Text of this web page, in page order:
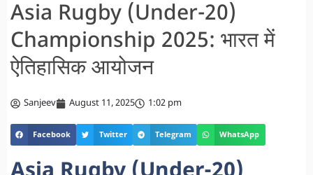
Asia Rugby (Under-20)
Championship 2025: भारत में
ऐतिहासिक आयोजन
Sanjeev August 11, 2025 1:02 pm
Facebook Twitter Telegram WhatsApp